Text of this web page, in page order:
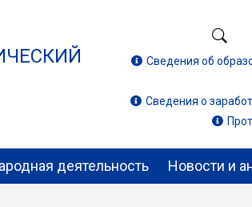
Сведения об
Сведения о
деятельность Новости и